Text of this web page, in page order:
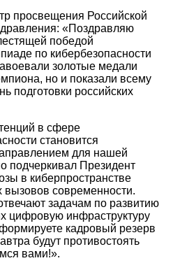
просвещения Российской
«Поздравляю
победой
по кибербезопасности
золотые медали
но и показали всему
подготовки российских
в сфере
становится
для нашей
подчеркивал Президент
в киберпространстве
вызовов современности.
задачам по развитию
цифровую инфраструктуру
кадровый резерв
будут противостоять
вами!».